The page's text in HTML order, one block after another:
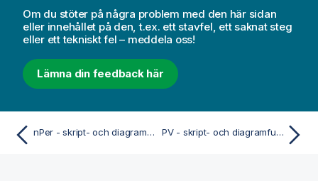
Om du stöter på några problem med den här sidan
eller innehållet på den, t.ex. ett stavfel, ett saknat steg
eller ett tekniskt fel – meddela oss!
Lämna din feedback här
nPer - skript- och diagramfunktion PV - skript- och diagramfunktion